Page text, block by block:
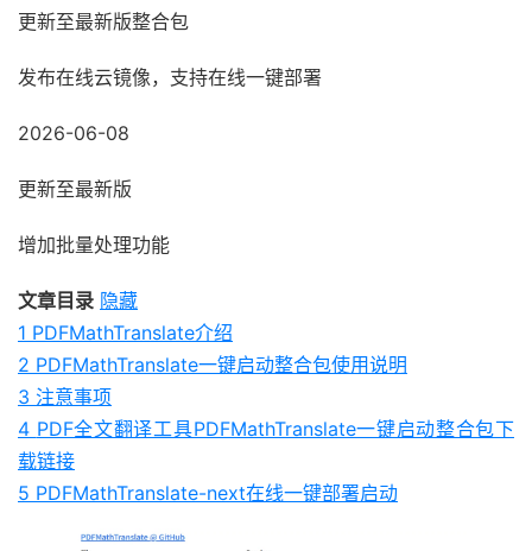
更新至最新版整合包
发布在线云镜像，支持在线一键部署
2026-06-08
更新至最新版
增加批量处理功能
文章目录 隐藏
1 PDFMathTranslate介绍
2 PDFMathTranslate一键启动整合包使用说明
3 注意事项
4 PDF全文翻译工具PDFMathTranslate一键启动整合包下
载链接
5 PDFMathTranslate-next在线一键部署启动